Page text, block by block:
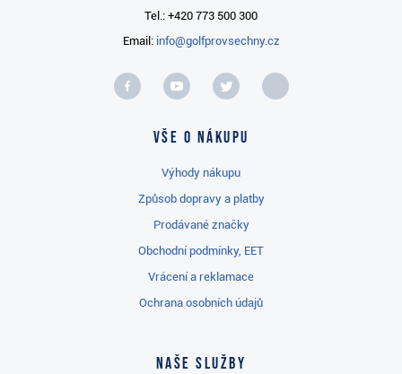
Tel.: +420 773 500 300
Email: info@golfprovsechny.cz
Vše o nákupu
Výhody nákupu
Způsob dopravy a platby
Prodávané značky
Obchodní podmínky, EET
Vrácení a reklamace
Ochrana osobních údajů
Naše služby